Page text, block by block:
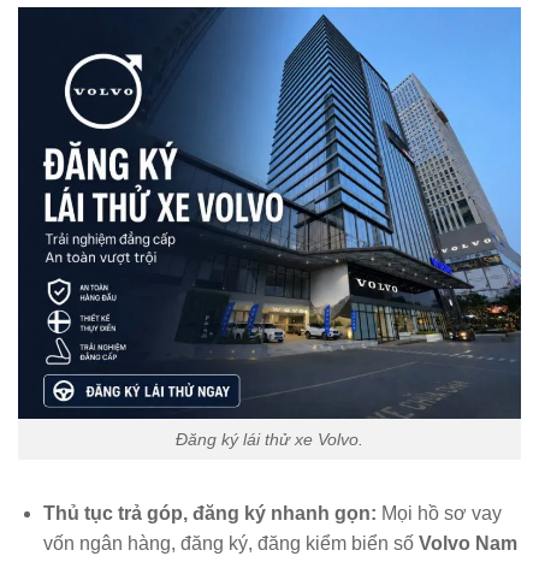
Đăng ký lái thử xe Volvo.
Thủ tục trả góp, đăng ký nhanh gọn: Mọi hồ sơ vay
vốn ngân hàng, đăng ký, đăng kiểm biển số Volvo Nam